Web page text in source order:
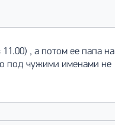
, а потом ее папа на
под чужими именами не